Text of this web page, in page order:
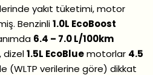
yakıt tüketimi, motor
Benzinli1.0L EcoBoost
6.4 – 7.0 L/100km
dizel1.5L EcoBluemotorlar 4.5
(WLTP verilerine göre) dikkat